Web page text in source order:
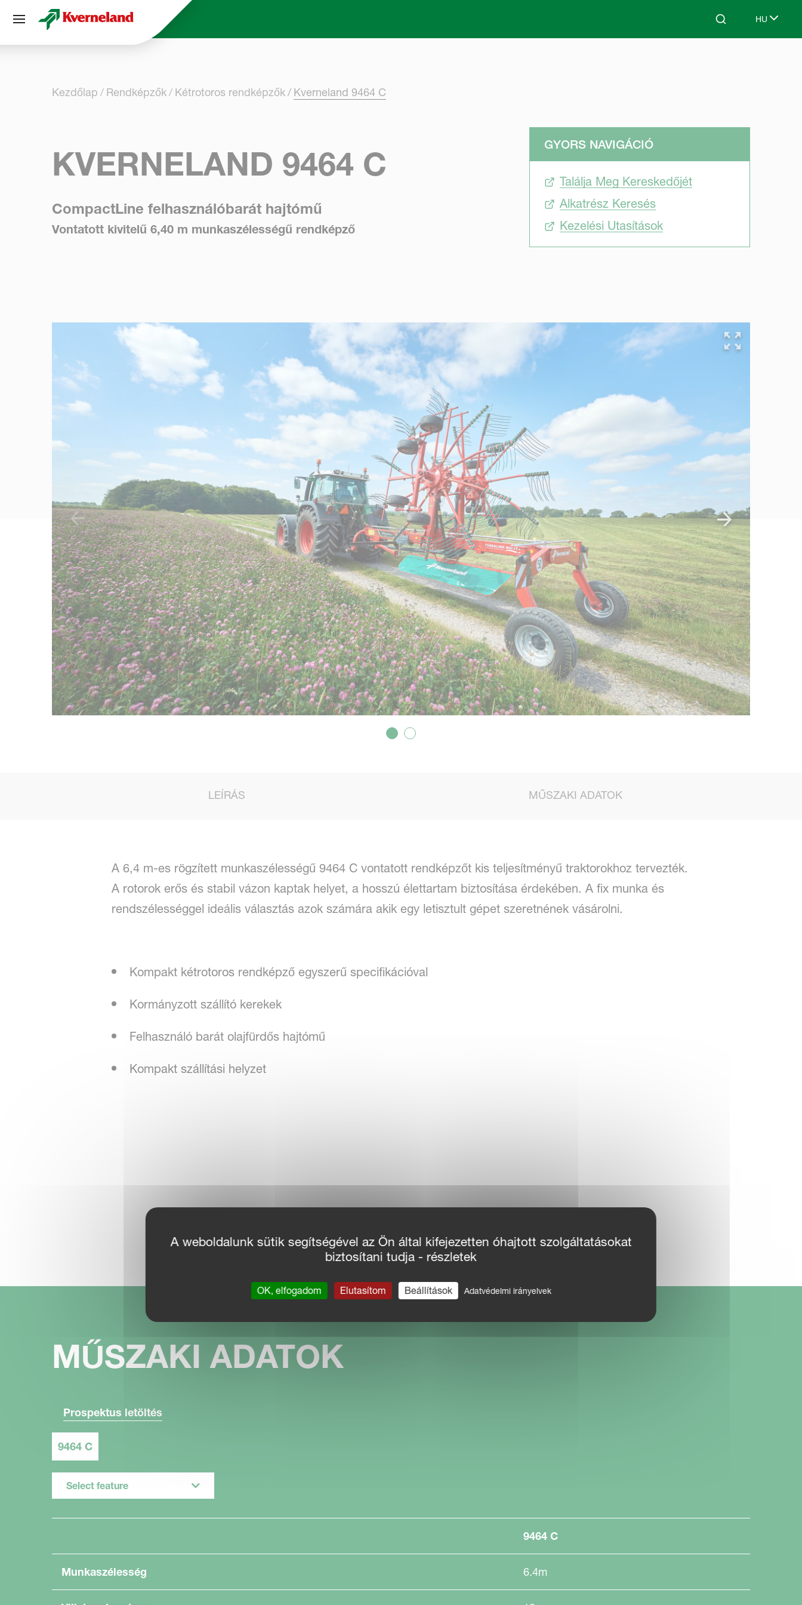
Search HU
Select
Kezdőlap Rendképzők Kétrotoros rendképzők Kverneland 9464 C
KVERNELAND 9464 C
CompactLine felhasználóbarát hajtómű
Vontatott kivitelű 6,40 m munkaszélességű rendképző
GYORS NAVIGÁCIÓ
Találja Meg Kereskedőjét
Alkatrész Keresés
Kezelési Utasítások
LEÍRÁS MŰSZAKI ADATOK
A 6,4 m-es rögzített munkaszélességű 9464 C vontatott rendképzőt kis teljesítményű traktorokhoz tervezték.
A rotorok erős és stabil vázon kaptak helyet, a hosszú élettartam biztosítása érdekében. A fix munka és
rendszélességgel ideális választás azok számára akik egy letisztult gépet szeretnének vásárolni.
Kompakt kétrotoros rendképző egyszerű specifikációval
Kormányzott szállító kerekek
Felhasználó barát olajfürdős hajtómű
Kompakt szállítási helyzet
MŰSZAKI ADATOK
Prospektus letöltés
9464 C
Select feature
9464 C
Munkaszélesség 6.4m
Süti preferenciák
A weboldalunk sütik segítségével az Ön által kifejezetten óhajtott szolgáltatásokat
biztosítani tudja - részletek
OK, elfogadom Elutasítom Beállítások Adatvédelmi irányelvek